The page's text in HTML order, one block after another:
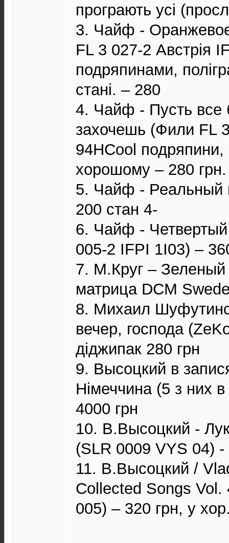
програють усі
3. Чайф -
FL 3 027-2 Австрія
подряпинами,
стані. – 280
4. Чайф - Пусть все
захочешь (Фили FL
94HCool подряпини,
хорошому – 280 грн.
5. Чайф - Реальный
200 стан 4-
6. Чайф -
005-2 IFPI 1I03) –
7. М.Круг – Зеленый
матрица DCM
8. Михаил
вечер, господа
діджипак 280 грн
9. Высоцкий в
Німеччина (5 з них в
4000 грн
10. В.Высоцкий -
(SLR 0009 VYS 04) -
11. В.Высоцкий /
Collected Songs
005) – 320 грн, у